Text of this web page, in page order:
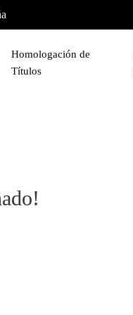
Homologación de
Títulos